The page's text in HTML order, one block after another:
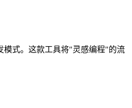
模式。这款工具将"灵感编程"的流